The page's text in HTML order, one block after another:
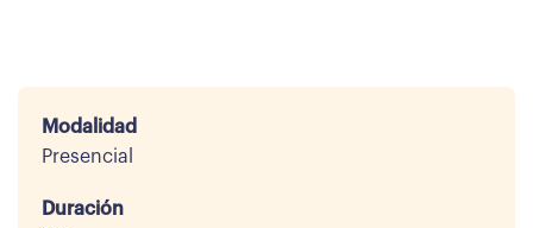
Modalidad
Presencial
Duración